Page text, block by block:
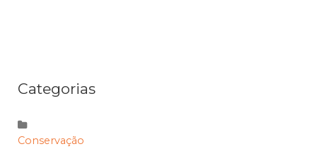
Categorias
Conservação